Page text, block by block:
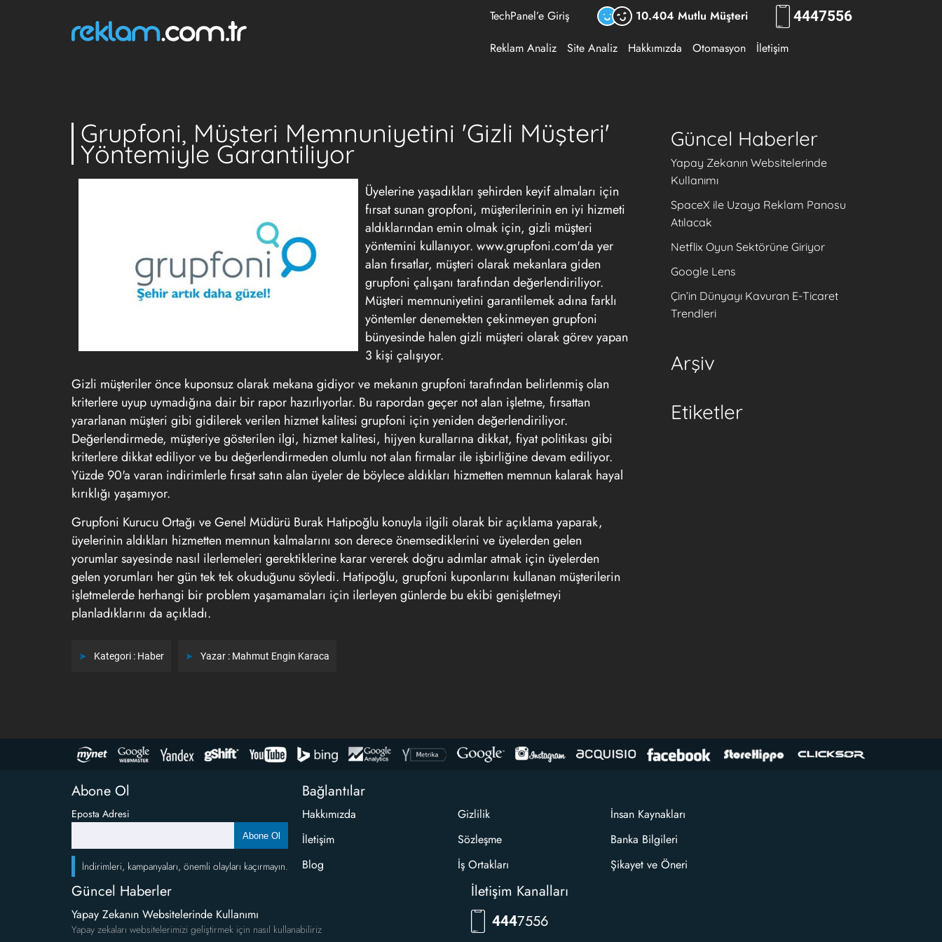
TechPanel’e Giriş 10.404 Mutlu Müşteri 4447556
Reklam Analiz Site Analiz Hakkımızda Otomasyon İletişim
Grupfoni, Müşteri Memnuniyetini 'Gizli Müşteri'
Yöntemiyle Garantiliyor
Üyelerine yaşadıkları şehirden keyif almaları için
fırsat sunan gropfoni, müşterilerinin en iyi hizmeti
aldıklarından emin olmak için, gizli müşteri
yöntemini kullanıyor. www.grupfoni.com'da yer
alan fırsatlar, müşteri olarak mekanlara giden
grupfoni çalışanı tarafından değerlendiriliyor.
Müşteri memnuniyetini garantilemek adına farklı
yöntemler denemekten çekinmeyen grupfoni
bünyesinde halen gizli müşteri olarak görev yapan
3 kişi çalışıyor.
Gizli müşteriler önce kuponsuz olarak mekana gidiyor ve mekanın grupfoni tarafından belirlenmiş olan
kriterlere uyup uymadığına dair bir rapor hazırlıyorlar. Bu rapordan geçer not alan işletme, fırsattan
yararlanan müşteri gibi gidilerek verilen hizmet kalitesi grupfoni için yeniden değerlendiriliyor.
Değerlendirmede, müşteriye gösterilen ilgi, hizmet kalitesi, hijyen kurallarına dikkat, fiyat politikası gibi
kriterlere dikkat ediliyor ve bu değerlendirmeden olumlu not alan firmalar ile işbirliğine devam ediliyor.
Yüzde 90'a varan indirimlerle fırsat satın alan üyeler de böylece aldıkları hizmetten memnun kalarak hayal
kırıklığı yaşamıyor.
Grupfoni Kurucu Ortağı ve Genel Müdürü Burak Hatipoğlu konuyla ilgili olarak bir açıklama yaparak,
üyelerinin aldıkları hizmetten memnun kalmalarını son derece önemsediklerini ve üyelerden gelen
yorumlar sayesinde nasıl ilerlemeleri gerektiklerine karar vererek doğru adımlar atmak için üyelerden
gelen yorumları her gün tek tek okuduğunu söyledi. Hatipoğlu, grupfoni kuponlarını kullanan müşterilerin
işletmelerde herhangi bir problem yaşamamaları için ilerleyen günlerde bu ekibi genişletmeyi
planladıklarını da açıkladı.
Kategori : Haber Yazar : Mahmut Engin Karaca
Güncel Haberler
Yapay Zekanın Websitelerinde
Kullanımı
SpaceX ile Uzaya Reklam Panosu
Atılacak
Netflix Oyun Sektörüne Giriyor
Google Lens
Çin’in Dünyayı Kavuran E-Ticaret
Trendleri
Arşiv
Etiketler
Abone Ol
Eposta Adresi
Abone Ol
İndirimleri, kampanyaları, önemli olayları kaçırmayın.
Güncel Haberler
Yapay Zekanın Websitelerinde Kullanımı
Yapay zekaları websitelerimizi geliştirmek için nasıl kullanabiliriz
Bağlantılar
Hakkımızda
İletişim
Blog
Gizlilik
Sözleşme
İş Ortakları
İnsan Kaynakları
Banka Bilgileri
Şikayet ve Öneri
İletişim Kanalları
4447556